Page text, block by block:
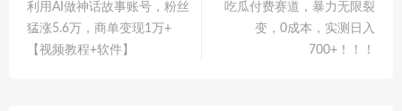
利用AI做神话故事账号，粉丝
猛涨5.6万，商单变现1万+
【视频教程+软件】
吃瓜付费赛道，暴力无限裂
变，0成本，实测日入
700+！！！